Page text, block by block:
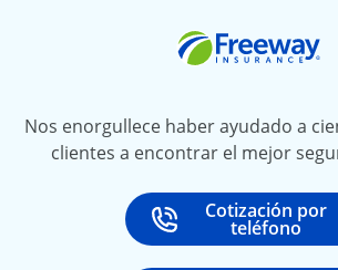
Nos enorgullece haber ayudado a
clientes a encontrar el mejor
Call
Cotización por
teléfono
at